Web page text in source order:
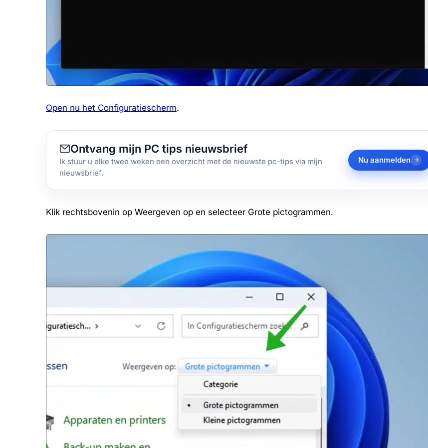
Open nu het Configuratiescherm.
Ontvang mijn PC tips nieuwsbrief
Ik stuur u elke twee weken een overzicht met de nieuwste pc-tips via mijn
nieuwsbrief.
Nu aanmelden
Klik rechtsbovenin op Weergeven op en selecteer Grote pictogrammen.